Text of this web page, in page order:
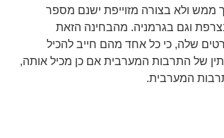
ממש ולא בצורה מזוייפת ישנם מספר
וגם בגרמניה. מהבחינה הזאת
שלה, כי כל אחד מהם חייב להכיל
של התרבות המערבית אם כן מכיל אותה,
המערבית.